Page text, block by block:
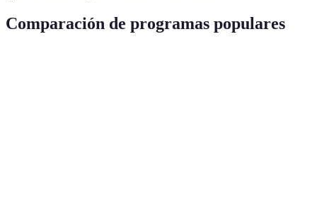
Comparación de programas populares